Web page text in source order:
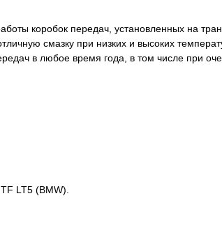
коробок передач, установленных на
смазку при низких и высоких
в любое время года, в том числе при
LT5 (BMW).